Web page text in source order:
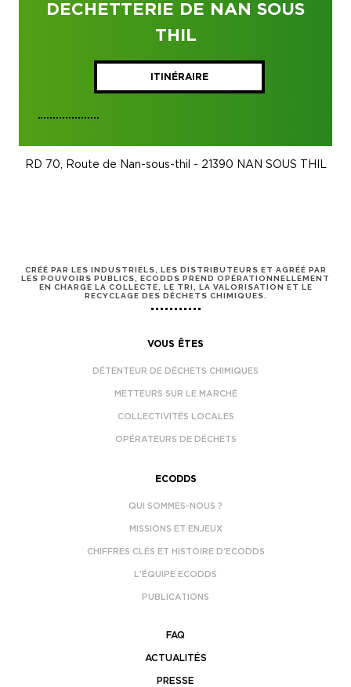
DECHETTERIE DE NAN SOUS
THIL
ITINÉRAIRE
RD 70, Route de Nan-sous-thil - 21390 NAN SOUS THIL
CRÉÉ PAR LES INDUSTRIELS, LES DISTRIBUTEURS ET AGRÉÉ PAR
LES POUVOIRS PUBLICS, ECODDS PREND OPÉRATIONNELLEMENT
EN CHARGE LA COLLECTE, LE TRI, LA VALORISATION ET LE
RECYCLAGE DES DÉCHETS CHIMIQUES.
VOUS ÊTES
DÉTENTEUR DE DÉCHETS CHIMIQUES
METTEURS SUR LE MARCHÉ
COLLECTIVITÉS LOCALES
OPÉRATEURS DE DÉCHETS
ECODDS
QUI SOMMES-NOUS ?
MISSIONS ET ENJEUX
CHIFFRES CLÉS ET HISTOIRE D’ECODDS
L’ÉQUIPE ECODDS
PUBLICATIONS
FAQ
ACTUALITÉS
PRESSE